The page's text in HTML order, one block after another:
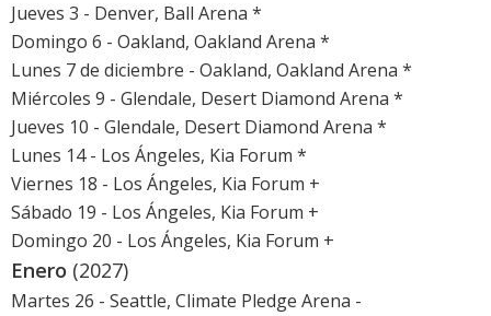
Jueves 3 - Denver, Ball Arena *
Domingo 6 - Oakland, Oakland Arena *
Lunes 7 de diciembre - Oakland, Oakland Arena *
Miércoles 9 - Glendale, Desert Diamond Arena *
Jueves 10 - Glendale, Desert Diamond Arena *
Lunes 14 - Los Ángeles, Kia Forum *
Viernes 18 - Los Ángeles, Kia Forum +
Sábado 19 - Los Ángeles, Kia Forum +
Domingo 20 - Los Ángeles, Kia Forum +
Enero (2027)
Martes 26 - Seattle, Climate Pledge Arena -